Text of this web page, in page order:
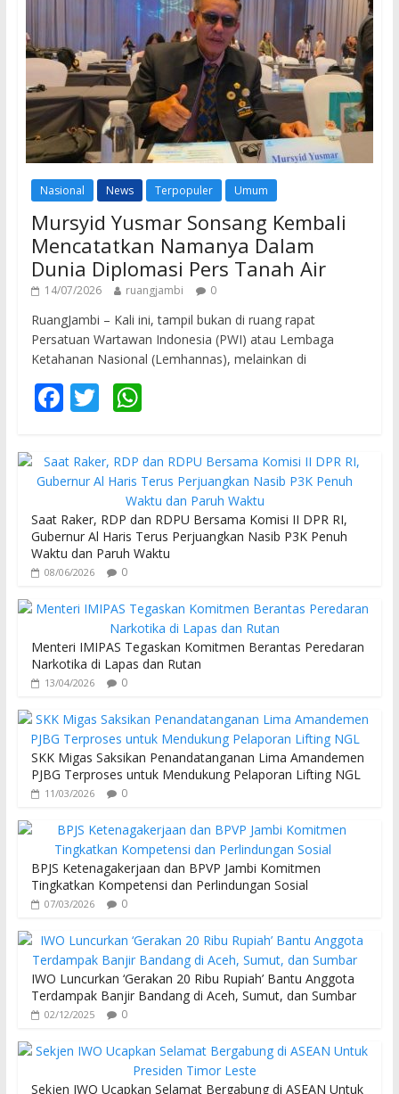
Nasional News Terpopuler Umum
Mursyid Yusmar Sonsang Kembali
Mencatatkan Namanya Dalam
Dunia Diplomasi Pers Tanah Air
14/07/2026 ruangjambi 0
RuangJambi – Kali ini, tampil bukan di ruang rapat
Persatuan Wartawan Indonesia (PWI) atau Lembaga
Ketahanan Nasional (Lemhannas), melainkan di
F
e
b
o
o
k
T
itt
er
W
at
s
A
p
p
Saat Raker, RDP dan RDPU Bersama Komisi II DPR RI,
Gubernur Al Haris Terus Perjuangkan Nasib P3K Penuh
Waktu dan Paruh Waktu
08/06/2026 0
Menteri IMIPAS Tegaskan Komitmen Berantas Peredaran
Narkotika di Lapas dan Rutan
13/04/2026 0
SKK Migas Saksikan Penandatanganan Lima Amandemen
PJBG Terproses untuk Mendukung Pelaporan Lifting NGL
11/03/2026 0
BPJS Ketenagakerjaan dan BPVP Jambi Komitmen
Tingkatkan Kompetensi dan Perlindungan Sosial
07/03/2026 0
IWO Luncurkan ‘Gerakan 20 Ribu Rupiah’ Bantu Anggota
Terdampak Banjir Bandang di Aceh, Sumut, dan Sumbar
02/12/2025 0
Sekjen IWO Ucapkan Selamat Bergabung di ASEAN Untuk